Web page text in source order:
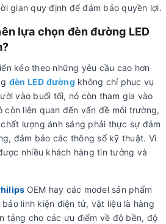
gian quy định để đảm bảo quyền lợi.
lựa chọn đèn đường LED
kéo theo những yêu cầu cao hơn
đèn LED đường không chỉ phục vụ
vào buổi tối, nó còn tham gia vào
liên quan đến vấn đề môi trường,
lượng ánh sáng phải thực sự đảm
đảm bảo các thông số kỹ thuật. Vì
nhiều khách hàng tin tưởng và
OEM hay các model sản phẩm
linh kiện điện tử, vật liệu là hàng
tảng cho các ưu điểm về độ bền, độ